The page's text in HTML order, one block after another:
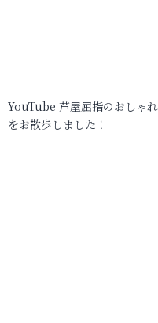
YouTube 芦屋屈指のおしゃ
をお散歩しました！